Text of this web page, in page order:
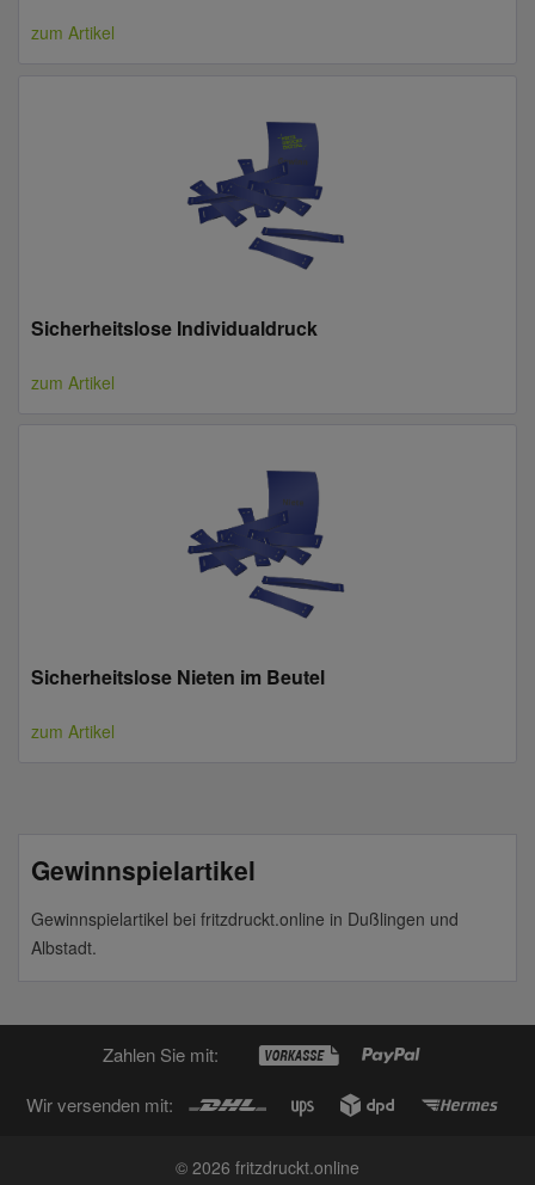
zum Artikel
Sicherheitslose Individualdruck
zum Artikel
Sicherheitslose Nieten im Beutel
zum Artikel
Gewinnspielartikel
Gewinnspielartikel bei fritzdruckt.online in Dußlingen und
Albstadt.
Zahlen Sie mit:
Wir versenden mit:
© 2026 fritzdruckt.online